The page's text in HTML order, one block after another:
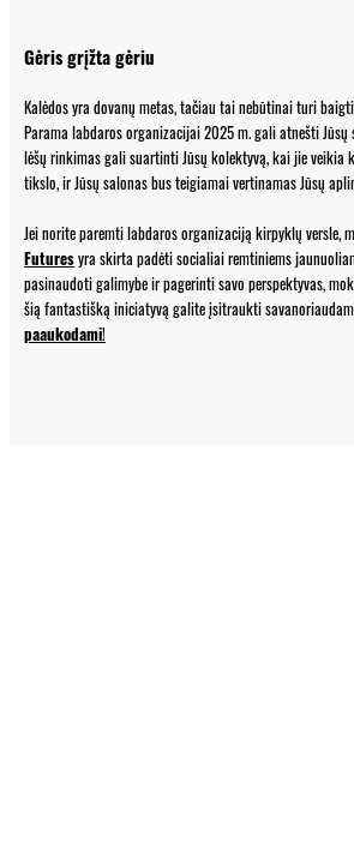
Gėris grįžta gėriu
Kalėdos yra dovanų metas, tačiau tai nebūtinai turi
Parama labdaros organizacijai 2025 m. gali atnešti
lėšų rinkimas gali suartinti Jūsų kolektyvą, kai jie veikia
tikslo, ir Jūsų salonas bus teigiamai vertinamas Jūsų
Jei norite paremti labdaros organizaciją kirpyklų versle,
Futuresyra skirta padėti socialiai remtiniems
pasinaudoti galimybe ir pagerinti savo perspektyvas,
šią fantastišką iniciatyvą galite įsitraukti
paaukodami!